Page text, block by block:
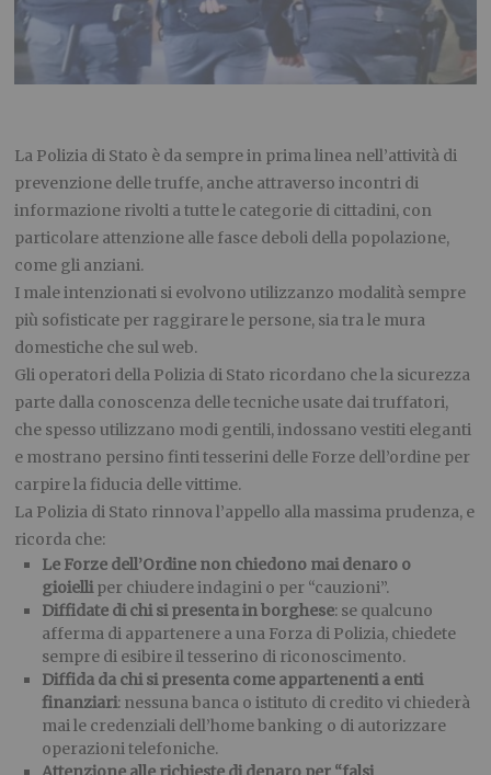
La Polizia di Stato è da sempre in prima linea nell’attività di
prevenzione delle truffe, anche attraverso incontri di
informazione rivolti a tutte le categorie di cittadini, con
particolare attenzione alle fasce deboli della popolazione,
come gli anziani.
I male intenzionati si evolvono utilizzanzo modalità sempre
più sofisticate per raggirare le persone, sia tra le mura
domestiche che sul web.
​Gli operatori della Polizia di Stato ricordano che la sicurezza
parte dalla conoscenza delle tecniche usate dai truffatori,
che spesso utilizzano modi gentili, indossano vestiti eleganti
e mostrano persino finti tesserini delle Forze dell’ordine per
carpire la fiducia delle vittime.
​La Polizia di Stato rinnova l’appello alla massima prudenza, e
ricorda che:
Le Forze dell’Ordine non chiedono mai denaro o
gioielliper chiudere indagini o per “cauzioni”.
Diffidate di chi si presenta in borghese: se qualcuno
afferma di appartenere a una Forza di Polizia, chiedete
sempre di esibire il tesserino di riconoscimento.
Diffida da chi si presenta come appartenenti a enti
finanziari: nessuna banca o istituto di credito vi chiederà
mai le credenziali dell’home banking o di autorizzare
operazioni telefoniche.